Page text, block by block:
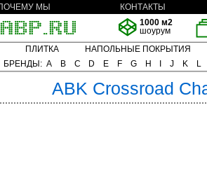
МЫ
КОНТАКТЫ
1000 м2
шоурум
ПЛИТКА
НАПОЛЬНЫЕ ПОКРЫТИЯ
БРЕНДЫ: A B C D E F G H J K L
ABK Crossroad